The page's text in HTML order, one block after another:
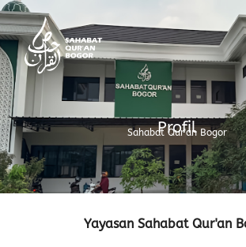
Profil
Sahabat Qur'an Bogor
Yayasan Sahabat Qur'an